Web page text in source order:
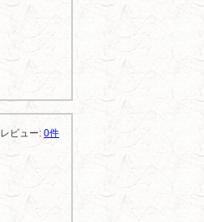
レビュー: 0件